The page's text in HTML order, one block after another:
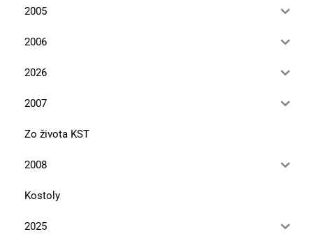
2005
2006
2026
2007
Zo života KST
2008
Kostoly
2025